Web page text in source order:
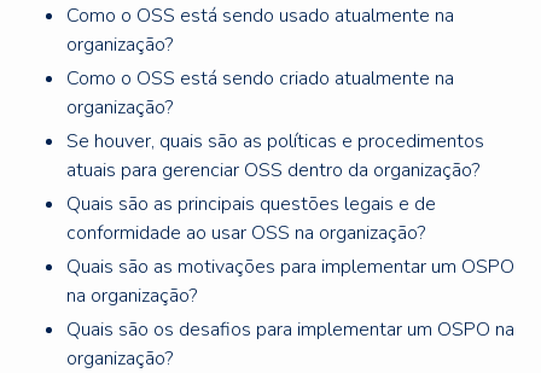
Como o OSS está sendo usado atualmente na
organização?
Como o OSS está sendo criado atualmente na
organização?
Se houver, quais são as políticas e procedimentos
atuais para gerenciar OSS dentro da organização?
Quais são as principais questões legais e de
conformidade ao usar OSS na organização?
Quais são as motivações para implementar um OSPO
na organização?
Quais são os desafios para implementar um OSPO na
organização?